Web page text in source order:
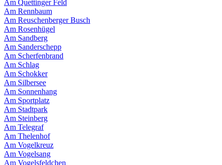
Am Quettinger Feld
Am Rennbaum
Am Reuschenberger Busch
Am Rosenhügel
Am Sandberg
Am Sanderschepp
Am Scherfenbrand
Am Schlag
Am Schokker
Am Silbersee
Am Sonnenhang
Am Sportplatz
Am Stadtpark
Am Steinberg
Am Telegraf
Am Thelenhof
Am Vogelkreuz
Am Vogelsang
Am Vogelsfeldchen